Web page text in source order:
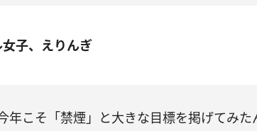
子、えりんぎ
年こそ「禁煙」と大きな目標を掲げてみ